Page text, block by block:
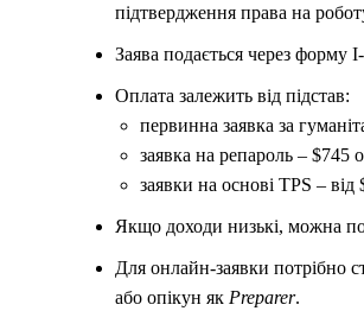
підтвердження права на
Заява подається через форму
Оплата залежить від підстав:
первинна заявка за
заявка на репароль –
заявки на основі TPS – від
Якщо доходи низькі, можна
Для онлайн-заявки потрібно
або опікун як Preparer.